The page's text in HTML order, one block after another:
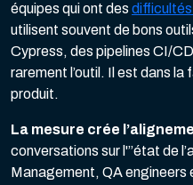
équipes qui ont des
utilisent souvent de bons
Cypress, des pipelines CI/
rarement l’outil. Il est dans la
produit.
La mesure crée
conversations sur l'”état de
Management, QA engineers